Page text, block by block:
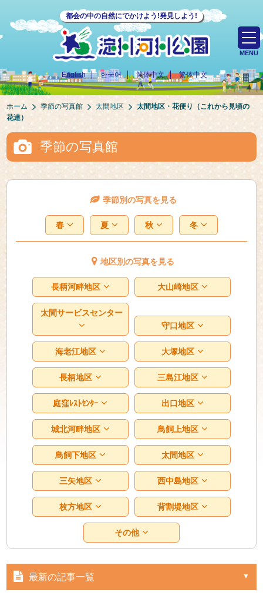
都会の中の自然にでかけよう!発見しよう!
English 한국어 简体中文 繁体中文
MENU
ホーム 季節の写真館 太間地区
太間地区・花便り（これから見頃の
花達）
季節の写真館
季節別の写真を見る
春 夏 秋 冬
地区別の写真を見る
長柄河畔地区 大山崎地区
太間サービスセンター
守口地区
海老江地区 大塚地区
長柄地区 三島江地区
庭窪ﾚｽﾄｾﾝﾀｰ 出口地区
城北河畔地区 鳥飼上地区
鳥飼下地区 太間地区
三矢地区 西中島地区
枚方地区 背割堤地区
その他
最新の記事一覧